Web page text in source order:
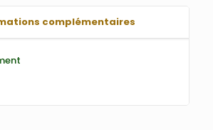
complémentaires